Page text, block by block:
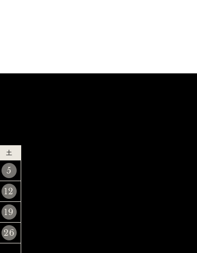
土
5
12
19
26